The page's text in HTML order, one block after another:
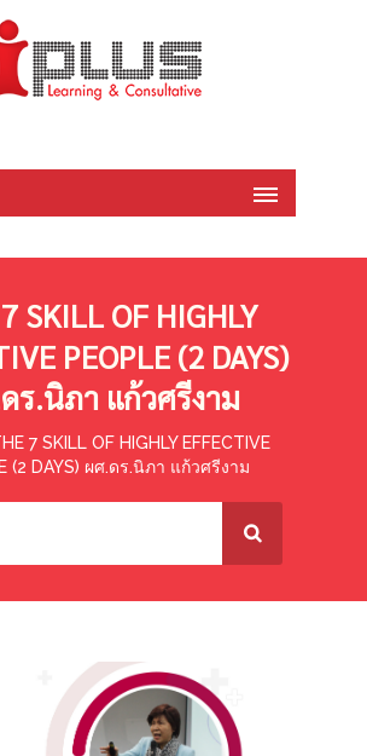
SKILL OF HIGHLY
PEOPLE (2 DAYS)
ร.นิภา แก้วศรีงาม
7 SKILL OF HIGHLY EFFECTIVE
(2 DAYS) ผศ.ดร.นิภา แก้วศรีงาม